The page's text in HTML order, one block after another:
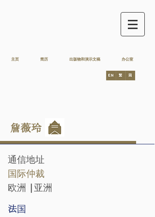
主页 简历 出版物和演示文稿 办公室
詹薇玲
通信地址
国际仲裁
欧洲 |亚洲
法国